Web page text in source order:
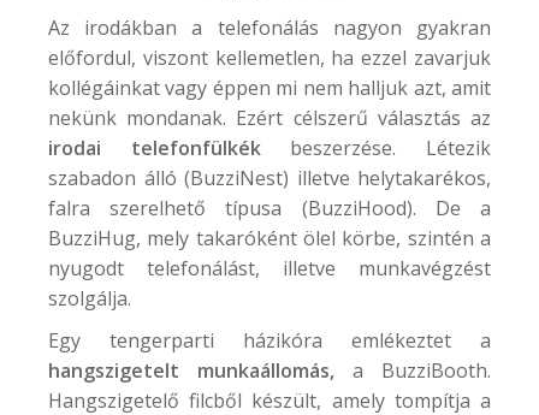
Az irodákban a telefonálás nagyon gyakran
előfordul, viszont kellemetlen, ha ezzel zavarjuk
kollégáinkat vagy éppen mi nem halljuk azt, amit
nekünk mondanak. Ezért célszerű választás az
irodai telefonfülkékbeszerzése. Létezik
szabadon álló (BuzziNest) illetve helytakarékos,
falra szerelhető típusa (BuzziHood). De a
BuzziHug, mely takaróként ölel körbe, szintén a
nyugodt telefonálást, illetve munkavégzést
szolgálja.
Egy tengerparti házikóra emlékeztet a
hangszigetelt munkaállomás, a BuzziBooth.
Hangszigetelő filcből készült, amely tompítja a